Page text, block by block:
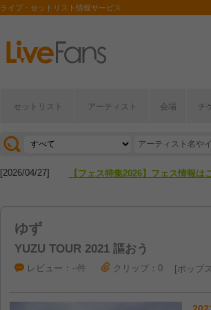
ライブ・セットリスト情報サービス
セットリスト アーティスト 会場 チ
[2026/07/28] 【ライブ動員ランキング】2026年
[2026/04/27] 【フェス特集2026】フェス情報は
ゆず
YUZU TOUR 2021 謳おう
レビュー：--件 クリップ：0 ポップ